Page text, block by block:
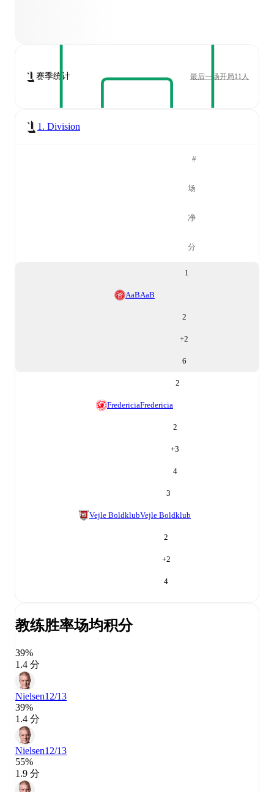
赛季统计 最后一场开局11人
1. Division
#
场
净
分
1
AaBAaB
2
+2
6
2
FredericiaFredericia
2
+3
4
3
Vejle BoldklubVejle Boldklub
2
+2
4
教练胜率场均积分
39%
1.4 分
Nielsen12/13
39%
1.4 分
Nielsen12/13
55%
1.9 分